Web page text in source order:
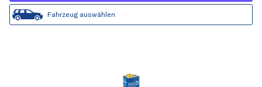
Fahrzeug auswählen